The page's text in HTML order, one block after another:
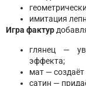
имитация
Игра фактур
глянец —
эффекта;
мат —
сатин —